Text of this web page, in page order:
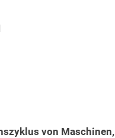
von Maschinen,